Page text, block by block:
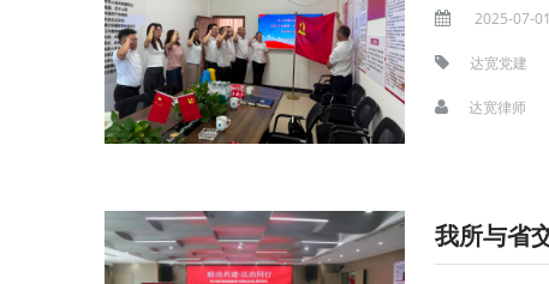
2025-07-01
达宽党建
达宽律师